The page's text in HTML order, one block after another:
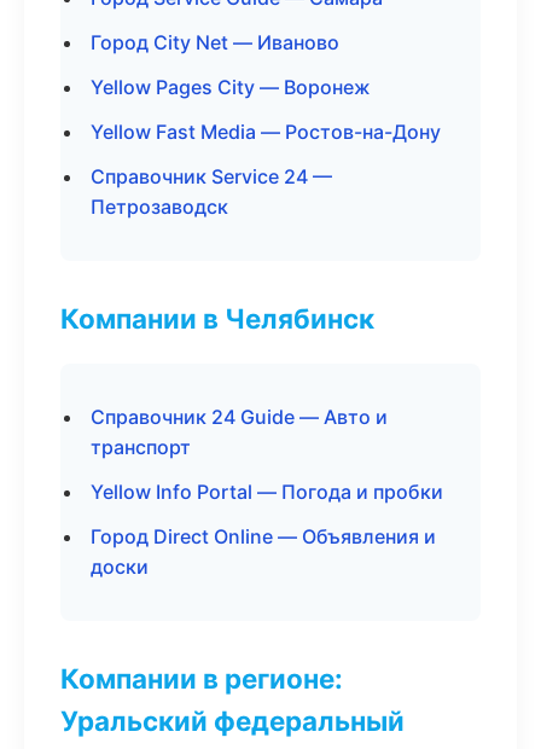
Город City Net — Иваново
Yellow Pages City — Воронеж
Yellow Fast Media — Ростов-на-Дону
Справочник Service 24 —
Петрозаводск
Компании в Челябинск
Справочник 24 Guide — Авто и
транспорт
Yellow Info Portal — Погода и пробки
Город Direct Online — Объявления и
доски
Компании в регионе:
Уральский федеральный